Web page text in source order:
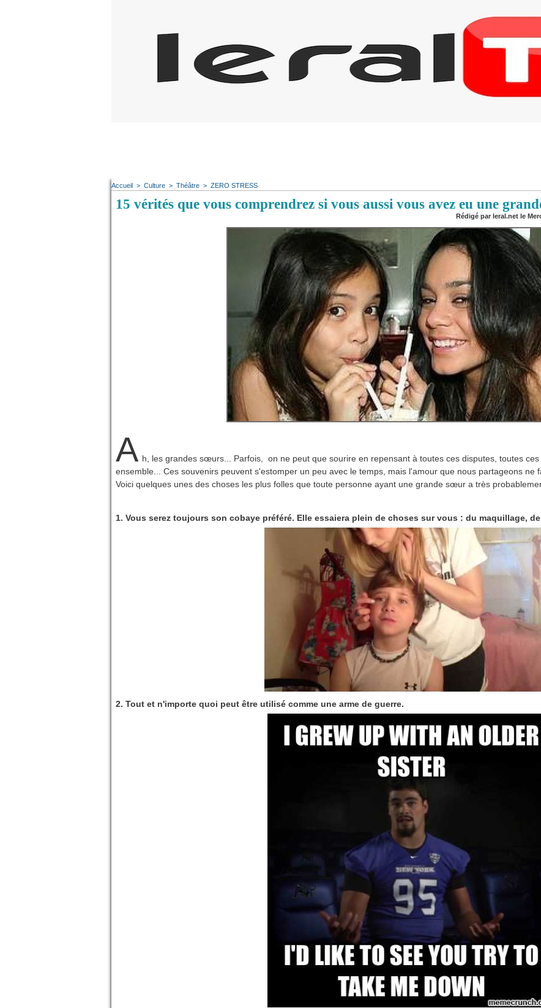
Accueil > Culture > Théâtre > ZERO STRESS
15 vérités que vous comprendrez si vous aussi vous avez eu une
Rédigé par leral.net le
A h, les grandes sœurs... Parfois, on ne peut que sourire en repensant à toutes ces disputes, toutes ces
ensemble... Ces souvenirs peuvent s'estomper un peu avec le temps, mais l'amour que nous partageons ne
Voici quelques unes des choses les plus folles que toute personne ayant une grande sœur a très
1. Vous serez toujours son cobaye préféré. Elle essaiera plein de choses sur vous : du maquillage,
2. Tout et n'importe quoi peut être utilisé comme une arme de guerre.